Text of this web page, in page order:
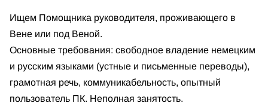
Ищем Помощника руководителя, проживающего в
Вене или под Веной.
Основные требования: свободное владение немецким
и русским языками (устные и письменные переводы),
грамотная речь, коммуникабельность, опытный
пользователь ПК. Неполная занятость.